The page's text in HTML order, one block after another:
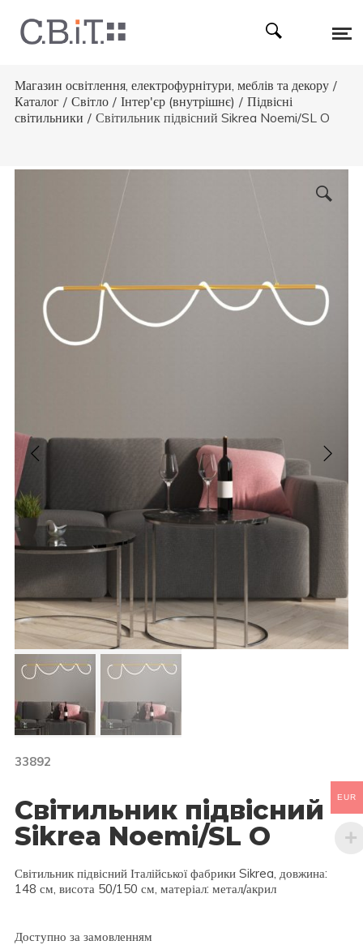
Магазин освітлення, електрофурнітури, меблів та декору /
Каталог / Світло / Інтер'єр (внутрішнє) / Підвісні
світильники / Світильник підвісний Sikrea Noemi/SL O
33892
Світильник підвісний
Sikrea Noemi/SL O
Світильник підвісний Італійської фабрики Sikrea, довжина:
148 см, висота 50/150 см, матеріал: метал/акрил
Доступно за замовленням
EUR